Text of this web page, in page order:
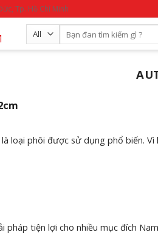
Tp. Hồ Chí Minh
for:
loại phôi được sử dụng phổ biến.
pháp tiện lợi cho nhiều mục đích